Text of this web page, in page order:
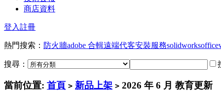
商店資料
登入註冊
熱門搜索： 防火牆adobe 合輯遠端代客安裝服務solidworksoffice
搜尋：
當前位置: 首頁 > 新品上架 > 2026 年 6 月 教育更新